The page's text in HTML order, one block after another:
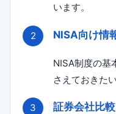
います。
NISA向け情
NISA制度の基
さえておきた
証券会社比較